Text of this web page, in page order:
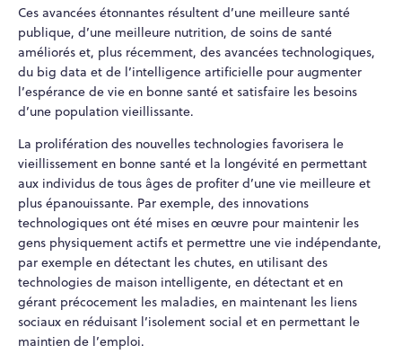
Ces avancées étonnantes résultent d’une meilleure santé
publique, d’une meilleure nutrition, de soins de santé
améliorés et, plus récemment, des avancées technologiques,
du big data et de l’intelligence artificielle pour augmenter
l’espérance de vie en bonne santé et satisfaire les besoins
d’une population vieillissante.
La prolifération des nouvelles technologies favorisera le
vieillissement en bonne santé et la longévité en permettant
aux individus de tous âges de profiter d’une vie meilleure et
plus épanouissante. Par exemple, des innovations
technologiques ont été mises en œuvre pour maintenir les
gens physiquement actifs et permettre une vie indépendante,
par exemple en détectant les chutes, en utilisant des
technologies de maison intelligente, en détectant et en
gérant précocement les maladies, en maintenant les liens
sociaux en réduisant l’isolement social et en permettant le
maintien de l’emploi.